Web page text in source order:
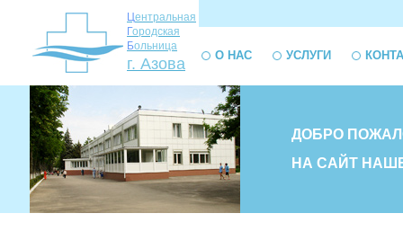
Центральная
Городская
Больница
г. Азова О НАС УСЛУГИ
ДОБРО
НА САЙТ